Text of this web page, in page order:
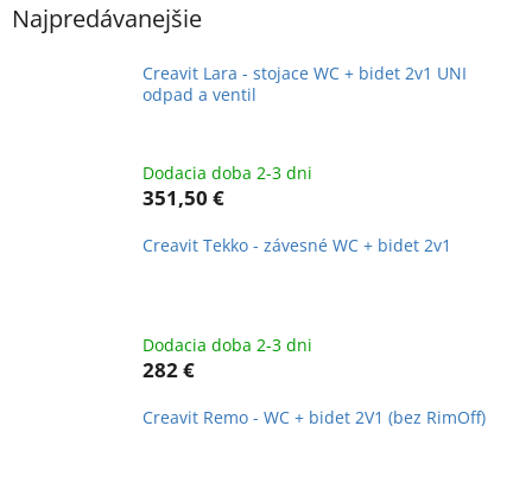
Najpredávanejšie
Creavit Lara - stojace WC + bidet 2v1 UNI
odpad a ventil
Dodacia doba 2-3 dni
351,50 €
Creavit Tekko - závesné WC + bidet 2v1
Dodacia doba 2-3 dni
282 €
Creavit Remo - WC + bidet 2V1 (bez RimOff)